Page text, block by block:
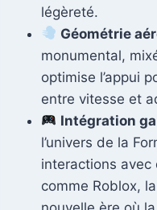
légèreté.
Géométrie
monumental,
optimise l’appui
entre vitesse et
Intégration
l’univers de la
interactions
comme Roblox,